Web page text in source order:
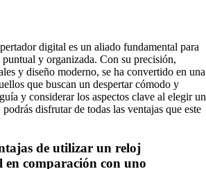
digital es un aliado fundamental para
y organizada. Con su precisión,
y diseño moderno, se ha convertido en una
que buscan un despertar cómodo y
y considerar los aspectos clave al elegir un
disfrutar de todas las ventajas que este
de utilizar un reloj
comparación con uno